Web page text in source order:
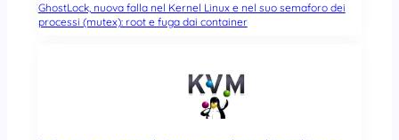
GhostLock, nuova falla nel Kernel Linux e nel suo semaforo dei
processi (mutex): root e fuga dai container